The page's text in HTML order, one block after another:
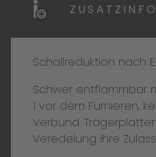
Schallreduktion nach
Schwer entflammbar
1 vor dem Furnieren,
Verbund.
Veredelung ihre